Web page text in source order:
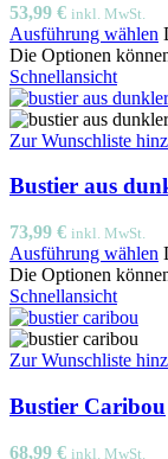
53,99 € inkl. MwSt.
Ausführung wählen
Die Optionen
Schnellansicht
Zur Wunschliste
Bustier aus
73,99 € inkl. MwSt.
Ausführung wählen
Die Optionen
Schnellansicht
Zur Wunschliste
Bustier Caribou
68,99 € inkl. MwSt.